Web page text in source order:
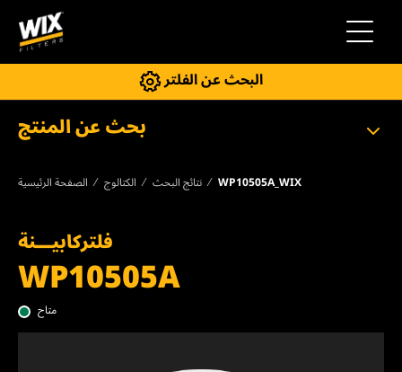
التنقل
البحث عن الفلتر
بحث عن المنتج
الصفحة الرئيسية الكتالوج نتائج البحث WP10505A_WIX
فلتركابيـــنة
WP10505A
متاح